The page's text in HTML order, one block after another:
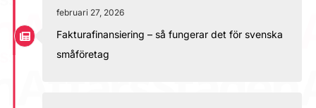
februari 27, 2026
Fakturafinansiering – så fungerar det för svenska
småföretag